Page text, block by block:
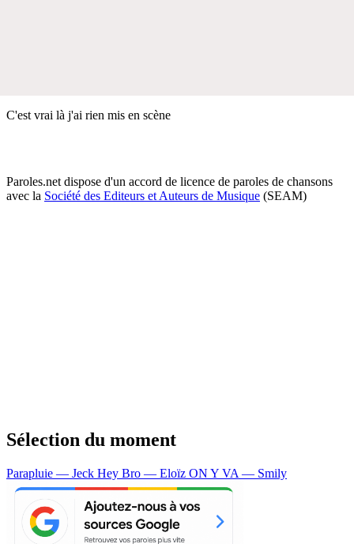
C'est vrai là j'ai rien mis en scène
Paroles.net dispose d'un accord de licence de paroles de chansons
avec la Société des Editeurs et Auteurs de Musique (SEAM)
Sélection du moment
Parapluie — Jeck Hey Bro — Eloïz ON Y VA — Smily